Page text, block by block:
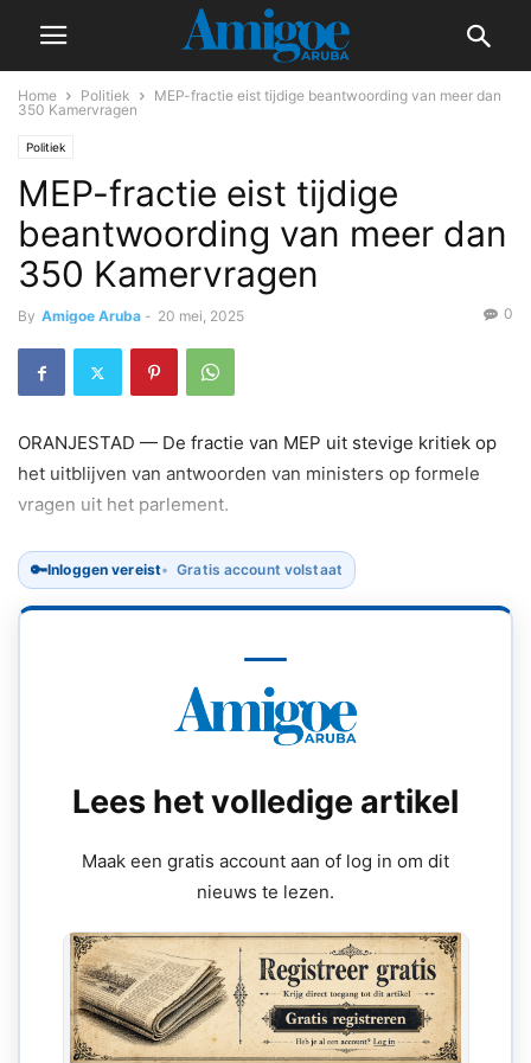
Home Politiek
MEP-fractie eist tijdige beantwoording van meer dan
350 Kamervragen
Politiek
MEP-fractie eist tijdige
beantwoording van meer dan
350 Kamervragen
By Amigoe Aruba - 20 mei, 2025 0
ORANJESTAD — De fractie van MEP uit stevige kritiek op
het uitblijven van antwoorden van ministers op formele
vragen uit het parlement.
🔑Inloggen vereist Gratis account volstaat
Lees het volledige artikel
Maak een gratis account aan of log in om dit
nieuws te lezen.